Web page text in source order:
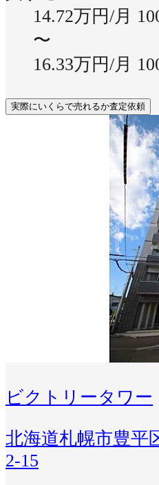
14.72万円/月
〜
16.33万円/月
実際にいくらで売れるか査定依頼
ビクトリータワー
北海道札幌市豊平
2-15